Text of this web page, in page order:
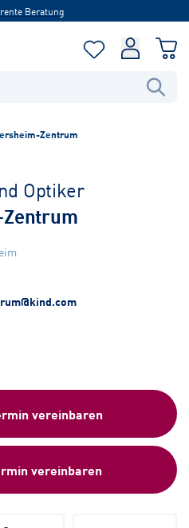
Beratung
Zentrum
Optiker
vereinbaren
vereinbaren